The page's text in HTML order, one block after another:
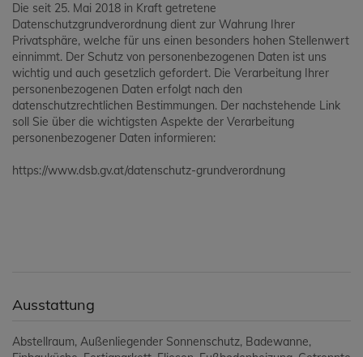
Die seit 25. Mai 2018 in Kraft getretene
Datenschutzgrundverordnung dient zur Wahrung Ihrer
Privatsphäre, welche für uns einen besonders hohen Stellenwert
einnimmt. Der Schutz von personenbezogenen Daten ist uns
wichtig und auch gesetzlich gefordert. Die Verarbeitung Ihrer
personenbezogenen Daten erfolgt nach den
datenschutzrechtlichen Bestimmungen. Der nachstehende Link
soll Sie über die wichtigsten Aspekte der Verarbeitung
personenbezogener Daten informieren:
https://www.dsb.gv.at/datenschutz-grundverordnung
Ausstattung
Abstellraum Außenliegender Sonnenschutz Badewanne